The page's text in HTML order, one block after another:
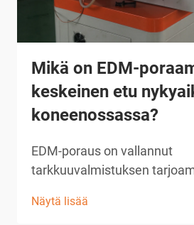
Mikä on EDM-
keskeinen etu
koneenossassa?
EDM-poraus on vallannut
tarkkuuvalmistuksen
monipuolisuutta mikroreikien
Näytä lisää